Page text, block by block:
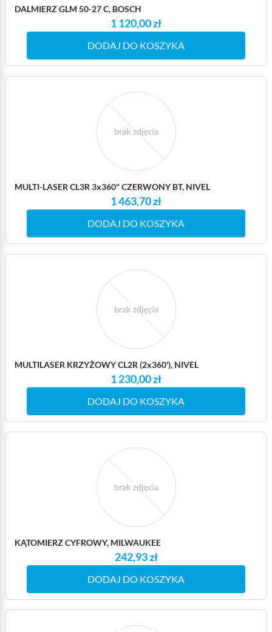
DALMIERZ GLM 50-27 C, BOSCH
1 120,00 zł
DODAJ DO KOSZYKA
MULTI-LASER CL3R 3x360" CZERWONY BT, NIVEL
1 463,70 zł
DODAJ DO KOSZYKA
MULTILASER KRZYŻOWY CL2R (2x360'), NIVEL
1 230,00 zł
DODAJ DO KOSZYKA
KĄTOMIERZ CYFROWY, MILWAUKEE
242,93 zł
DODAJ DO KOSZYKA